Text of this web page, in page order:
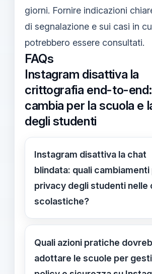
giorni. Fornire indicazioni
di segnalazione e sui casi in
potrebbero essere consultati.
FAQs
Instagram disattiva la
crittografia end-to-
cambia per la scuola e
degli studenti
Instagram disattiva la chat
blindata: quali cambiamenti
privacy degli studenti nelle
scolastiche?
Dal 08/05/2026 Instagram
più E2EE a livello globale: la
piattaforma può accedere al
contenuto delle chat su
Quali azioni pratiche
adottare le scuole per